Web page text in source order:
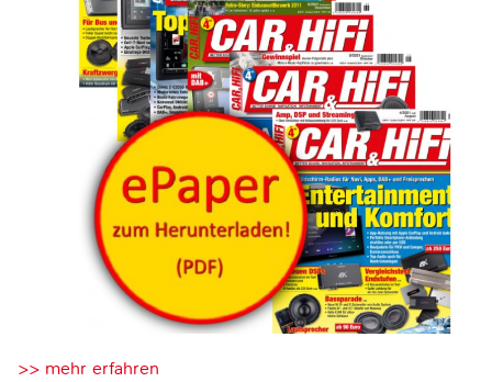
>> mehr erfahren